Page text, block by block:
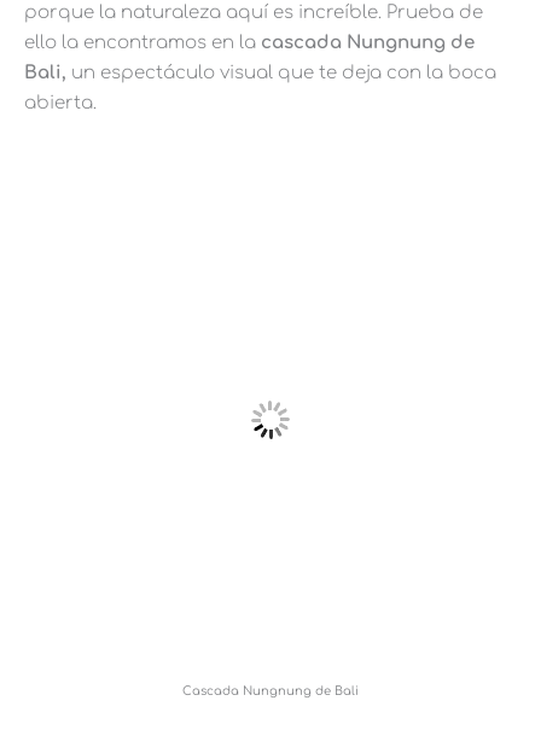
porque la naturaleza aquí es increíble. Prueba de
ello la encontramos en la cascada Nungnung de
Bali, un espectáculo visual que te deja con la boca
abierta.
Cascada Nungnung de Bali